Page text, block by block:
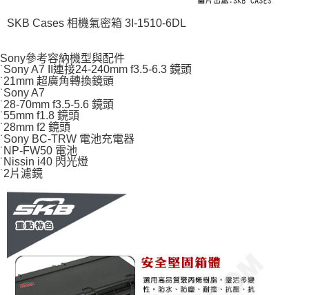
SKB Cases 相機氣密箱 3I-1510-6DL
Sony參考容納機型與配件
˙Sony A7 II連接24-240mm f3.5-6.3 鏡頭
˙21mm 超廣角轉換鏡頭
˙Sony A7
˙28-70mm f3.5-5.6 鏡頭
˙55mm f1.8 鏡頭
˙28mm f2 鏡頭
˙Sony BC-TRW 電池充電器
˙NP-FW50 電池
˙Nissin i40 閃光燈
˙2片濾鏡